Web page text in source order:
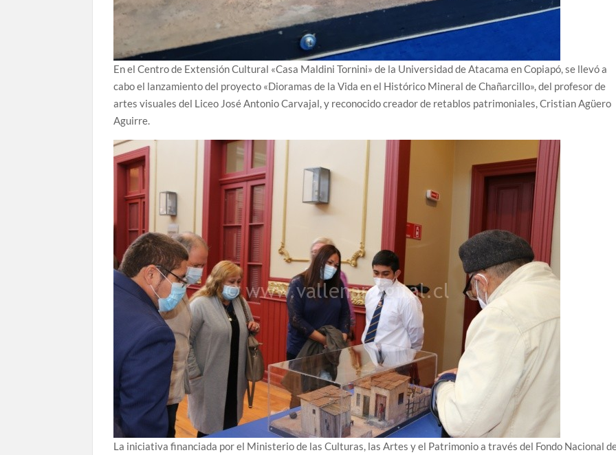
En el Centro de Extensión Cultural «Casa Maldini Tornini» de la Universidad de Atacama en Copiapó, se llevó a
cabo el lanzamiento del proyecto «Dioramas de la Vida en el Histórico Mineral de Chañarcillo», del profesor de
artes visuales del Liceo José Antonio Carvajal, y reconocido creador de retablos patrimoniales, Cristian Agüero
Aguirre.
La iniciativa financiada por el Ministerio de las Culturas, las Artes y el Patrimonio a través del Fondo Nacional